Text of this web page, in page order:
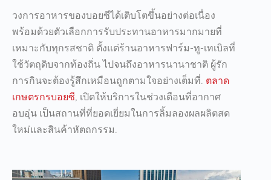
วงการอาหารของบอยซีได้เติบโตขึ้นอย่างต่อเนื่อง
พร้อมด้วยตัวเลือกการรับประทานอาหารมากมายที่
เหมาะกับทุกรสชาติ ตั้งแต่ร้านอาหารฟาร์ม-ทู-เทเบิลที่
ใช้วัตถุดิบจากท้องถิ่น ไปจนถึงอาหารนานาชาติ ผู้รัก
การกินจะต้องรู้สึกเหมือนถูกตามใจอย่างเต็มที่. ตลาด
เกษตรกรบอยซี, เปิดให้บริการในช่วงเดือนที่อากาศ
อบอุ่น เป็นสถานที่ที่ยอดเยี่ยมในการลิ้มลองผลผลิตสด
ใหม่และสินค้าหัตถกรรม.